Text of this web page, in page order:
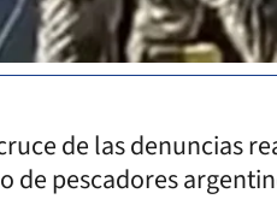
de las denuncias
de pescadores